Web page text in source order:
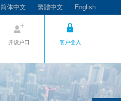
简体中文 繁體中文 English
开设户口 客户登入